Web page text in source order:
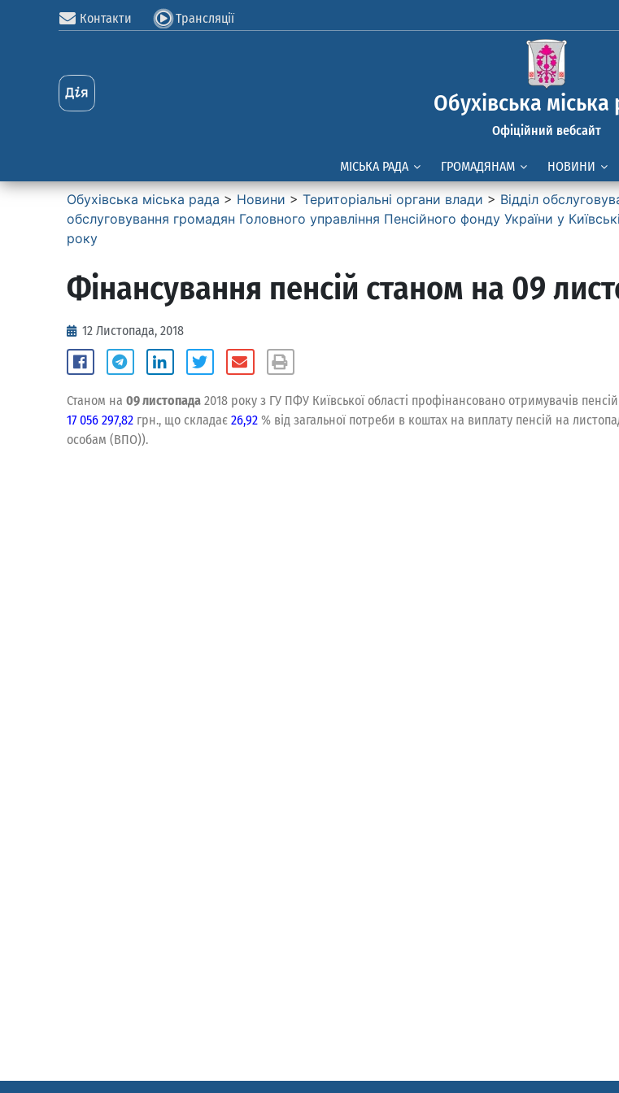
Контакти Трансляції
Обухівська міська
Офіційний вебсайт
МІСЬКА РАДА ГРОМАДЯНАМ НОВИНИ
Обухівська міська рада > Новини > Територіальні органи влади > Вiддiл
обслуговування громадян Головного управлiння Пенсiйного фонду України у
року
Фінансування пенсій станом на 09
12 Листопада, 2018
Станом на 09 листопада 2018 року з ГУ ПФУ Київської області профінансовано отримувачів
17 056 297,82 грн., що складає 26,92 % від загальної потреби в коштах на виплату пенсій на
особам (ВПО)).